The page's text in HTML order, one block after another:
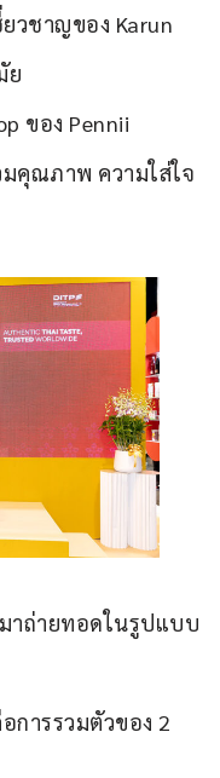
วชาญของ Karun
ย
ของ Pennii
มคุณภาพ ความใส่ใจ
มาถ่ายทอดในรูปแบบ
การรวมตัวของ 2